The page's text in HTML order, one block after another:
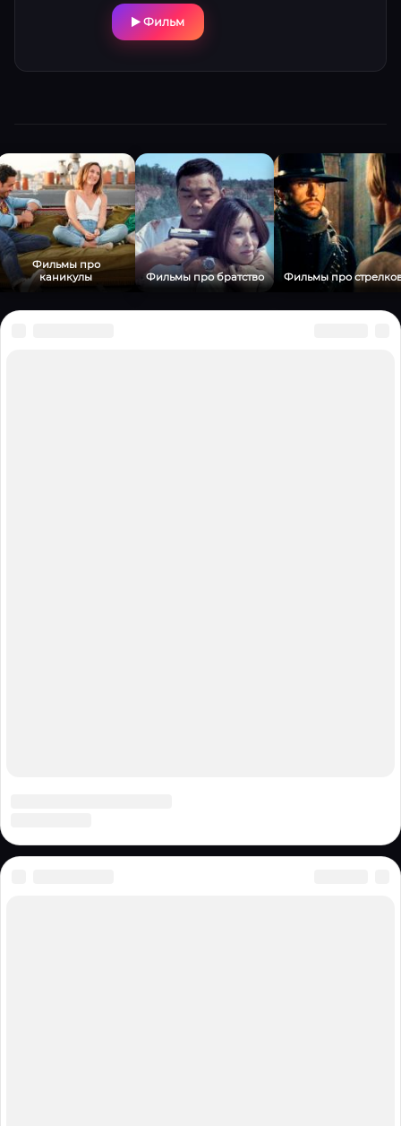
симфония, интеллектуальная головоломка
и эмоциональная драма соединяются в
тем, кто ценит умные триллеры,
Фильм
Фильмы про
каникулы
Фильмы про братство Фильмы про